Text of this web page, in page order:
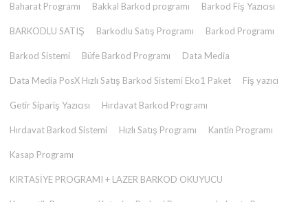
Baharat Programı Bakkal Barkod programı Barkod Fiş Yazıcısı
BARKODLU SATIŞ Barkodlu Satış Programı Barkod Programı
Barkod Sistemi Büfe Barkod Programı Data Media
Data Media PosX Hızlı Satış Barkod Sistemi Eko1 Paket Fiş yazıcı
Getir Sipariş Yazıcısı Hırdavat Barkod Programı
Hırdavat Barkod Sistemi Hızlı Satış Programı Kantin Programı
Kasap Programı
KIRTASİYE PROGRAMI + LAZER BARKOD OKUYUCU